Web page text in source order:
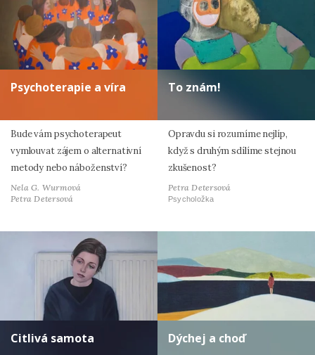
Psychoterapie a víra
Bude vám psychoterapeut
vymlouvat zájem o alternativní
metody nebo náboženství?
Nela G. Wurmová
Petra Detersová
To znám!
Opravdu si rozumíme nejlíp,
když s druhým sdílíme stejnou
zkušenost?
Petra Detersová
Psycholožka
Citlivá samota Dýchej a choď